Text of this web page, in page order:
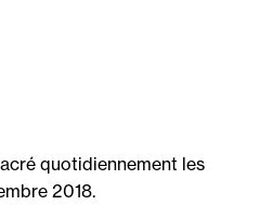
quotidiennement les
2018.